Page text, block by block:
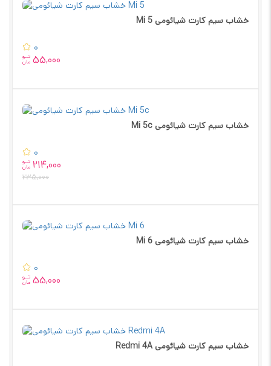
خشاب سیم کارت شیائومی Mi 5
0
تــو
مان 55,000
خشاب سیم کارت شیائومی Mi 5c
0
تــو
مان 214,000
235,000
خشاب سیم کارت شیائومی Mi 6
0
تــو
مان 55,000
خشاب سیم کارت شیائومی Redmi 4A